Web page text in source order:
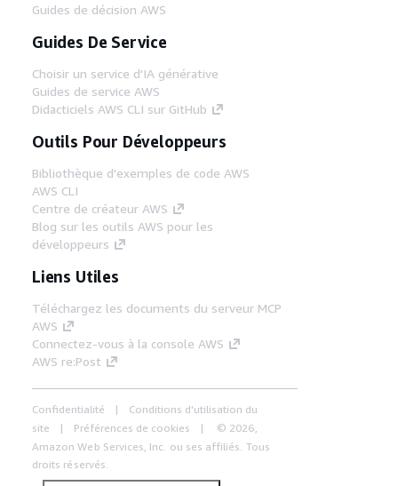
Guides de décision AWS
Guides De Service
Choisir un service d'IA générative
Guides de service AWS
Didacticiels AWS CLI sur GitHub
Outils Pour Développeurs
Bibliothèque d'exemples de code AWS
AWS CLI
Centre de créateur AWS
Blog sur les outils AWS pour les
développeurs
Liens Utiles
Téléchargez les documents du serveur MCP
AWS
Connectez-vous à la console AWS
AWS re:Post
Confidentialité
Conditions d'utilisation du
site
Préférences de cookies
© 2026,
Amazon Web Services, Inc. ou ses affiliés. Tous
droits réservés.